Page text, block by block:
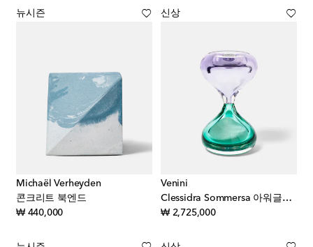
뉴시즌
Michaël Verheyden
콘크리트 북엔드
₩ 440,000original price
신상
Venini
Clessidra Sommersa 아워글라스 by Fulvio Bianconi & Paolo Venini
₩ 2,725,000original price